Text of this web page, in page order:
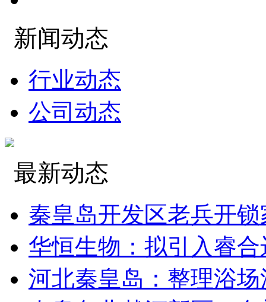
新闻动态
行业动态
公司动态
最新动态
秦皇岛开发区老兵开锁
华恒生物：拟引入睿合
河北秦皇岛：整理浴场